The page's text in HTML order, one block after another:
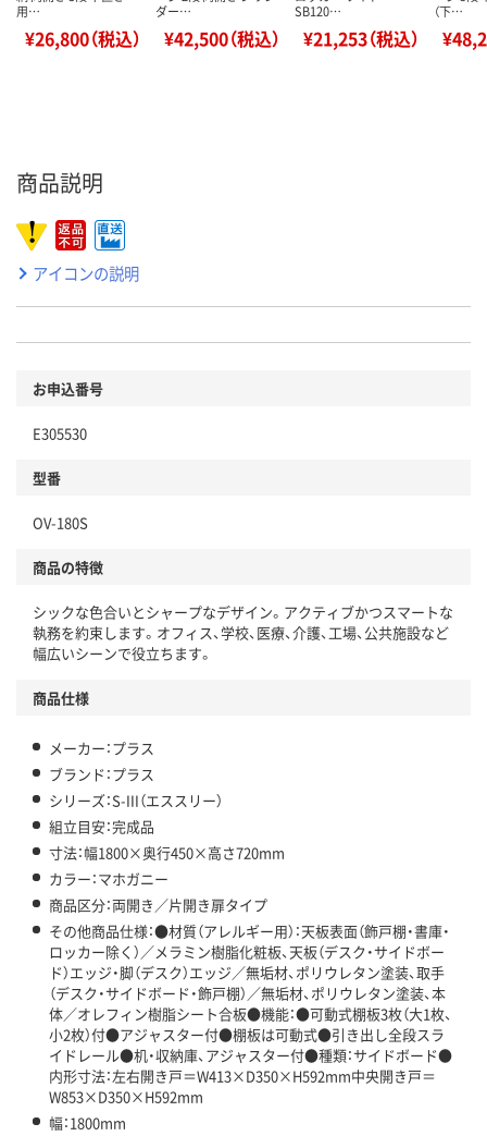
用…
¥26,800（税込）
ダー…
¥42,500（税込）
SB120…
¥21,253（税込）
（下…
商品説明
アイコンの説明
お申込番号
E305530
型番
OV-180S
商品の特徴
シックな色合いとシャープなデザイン。アクティブかつスマートな
執務を約束します。オフィス、学校、医療、介護、工場、公共施設など
幅広いシーンで役立ちます。
商品仕様
メーカー：プラス
ブランド：プラス
シリーズ：S-III（エススリー）
組立目安：完成品
寸法：幅1800×奥行450×高さ720mm
カラー：マホガニー
商品区分：両開き／片開き扉タイプ
その他商品仕様：●材質（アレルギー用）：天板表面（飾戸棚・書庫・
ロッカー除く）／メラミン樹脂化粧板、天板（デスク・サイドボー
ド）エッジ・脚（デスク）エッジ／無垢材、ポリウレタン塗装、取手
（デスク・サイドボード・飾戸棚）／無垢材、ポリウレタン塗装、本
体／オレフィン樹脂シート合板●機能：●可動式棚板3枚（大1枚、
小2枚）付●アジャスター付●棚板は可動式●引き出し全段スラ
イドレール●机・収納庫、アジャスター付●種類：サイドボード●
内形寸法：左右開き戸＝W413×D350×H592mm中央開き戸＝
W853×D350×H592mm
幅：1800mm